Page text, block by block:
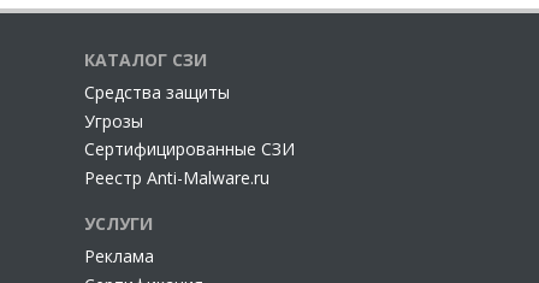
КАТАЛОГ СЗИ
Cредства защиты
Угрозы
Сертифицированные СЗИ
Реестр Anti-Malware.ru
УСЛУГИ
Реклама